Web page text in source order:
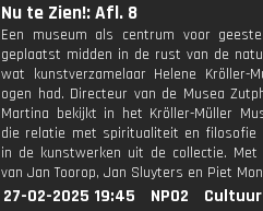
Nu te Zien!: Afl. 8
Een museum als centrum voor
geplaatst midden in de rust van de
wat kunstverzamelaar Helene Kröller-
ogen had. Directeur van de Musea
Martina bekijkt in het Kröller-Müller
die relatie met spiritualiteit en filosofie
in de kunstwerken uit de collectie. Met
van Jan Toorop, Jan Sluyters en Piet
27-02-2025 19:45 NPO2